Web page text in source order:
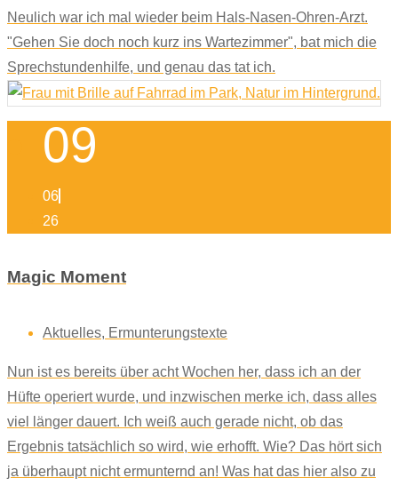
Neulich war ich mal wieder beim Hals-Nasen-Ohren-Arzt.
"Gehen Sie doch noch kurz ins Wartezimmer", bat mich die
Sprechstundenhilfe, und genau das tat ich.
09
06
26
Magic Moment
Aktuelles, Ermunterungstexte
Nun ist es bereits über acht Wochen her, dass ich an der
Hüfte operiert wurde, und inzwischen merke ich, dass alles
viel länger dauert. Ich weiß auch gerade nicht, ob das
Ergebnis tatsächlich so wird, wie erhofft. Wie? Das hört sich
ja überhaupt nicht ermunternd an! Was hat das hier also zu